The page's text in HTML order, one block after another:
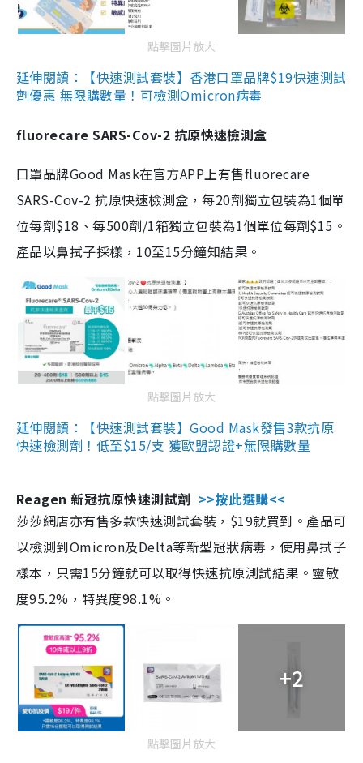
點擊圖片放大
延伸閱讀：【快速測試套裝】香港口罩品牌$19快速測試
劑優惠 無限購數量！可檢測Omicron病毒
fluorecare SARS-Cov-2 抗原快速檢測盒
口罩品牌Good Mask在官方APP上有售fluorecare
SARS-Cov-2 抗原快速檢測盒，每20劑獨立包裝為1個單
位每劑$18、每500劑/1箱獨立包裝為1個單位每劑$15。
產品以鼻拭子採樣，10至15分鐘知結果。
點擊圖片放大
延伸閱讀：【快速測試套裝】Good Mask發售3款抗原
快速檢測劑！低至$15/支 獲歐盟認證+無限購數量
Reagen 新冠抗原快速測試劑 >>按此選購<<
莎莎網店亦有售多款快速測試套裝，$19就買到。產品可
以檢測到Omicron及Delta等新型冠狀病毒，使用鼻拭子
樣本，只需15分鐘就可以取得快速抗原測試結果。靈敏
度95.2%，特異度98.1%。
+2
點擊圖片放大